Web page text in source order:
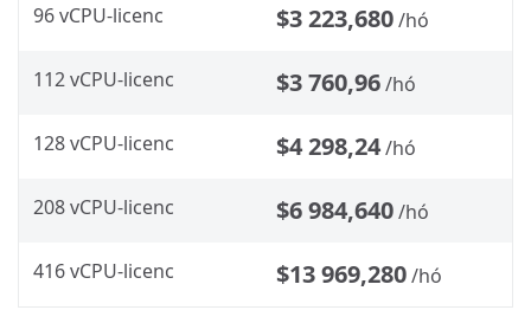
96 vCPU-licenc $3 223,680/hó
112 vCPU-licenc $3 760,96/hó
128 vCPU-licenc $4 298,24/hó
208 vCPU-licenc $6 984,640/hó
416 vCPU-licenc $13 969,280/hó